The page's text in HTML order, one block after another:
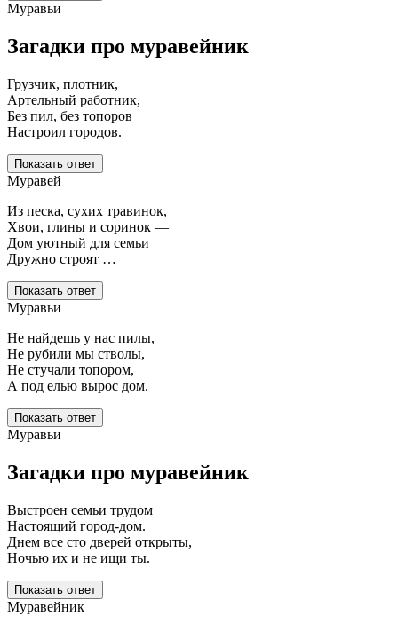
Муравьи
Загадки про муравейник
Грузчик, плотник,
Артельный работник,
Без пил, без топоров
Настроил городов.
Показать ответ
Муравей
Из песка, сухих травинок,
Хвои, глины и соринок —
Дом уютный для семьи
Дружно строят …
Показать ответ
Муравьи
Не найдешь у нас пилы,
Не рубили мы стволы,
Не стучали топором,
А под елью вырос дом.
Показать ответ
Муравьи
Загадки про муравейник
Выстроен семьи трудом
Настоящий город-дом.
Днем все сто дверей открыты,
Ночью их и не ищи ты.
Показать ответ
Муравейник